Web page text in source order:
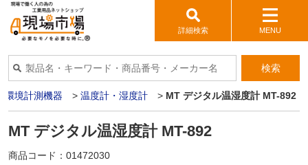
詳細検索 MENU
検索
環境計測機器 > 温度計・湿度計 > MT デジタル温湿度計 MT-892
MT デジタル温湿度計 MT-892
商品コード： 01472030